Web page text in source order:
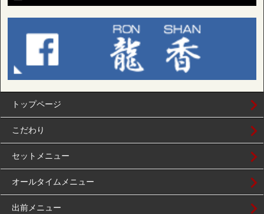
トップページ
こだわり
セットメニュー
オールタイムメニュー
出前メニュー